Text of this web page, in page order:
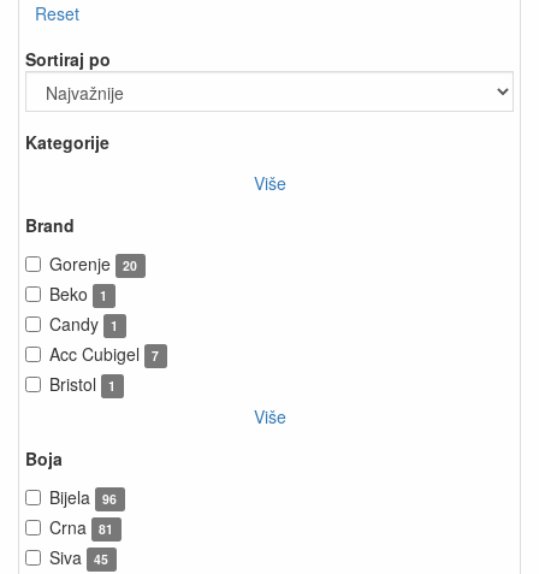
Reset
Sortiraj po
Kategorije
Više
Brand
Gorenje
20
Beko 1
Candy 1
Acc Cubigel 7
Bristol 1
Više
Boja
Bijela
96
Crna 81
Siva 45